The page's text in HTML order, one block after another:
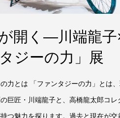
開く—川端龍
ジーの力」展
力とは 「ファンタジーの力」とは
巨匠・川端龍子と、高橋龍太郎コ
つ魅力を探ります。過去と現在が